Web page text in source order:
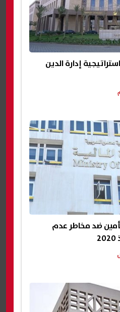
إدارة الدين
ضد مخاطر عدم